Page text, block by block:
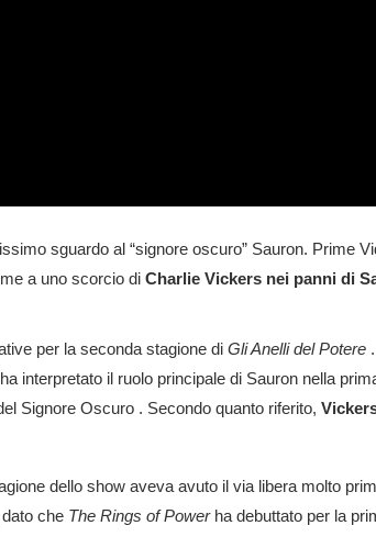
sguardo al “signore oscuro” Sauron. Prime
a uno scorcio di Charlie Vickers nei panni di
per la seconda stagione di Gli Anelli del Potere
interpretato il ruolo principale di Sauron nella
Signore Oscuro . Secondo quanto riferito,
dello show aveva avuto il via libera molto
che The Rings of Powerha debuttato per la